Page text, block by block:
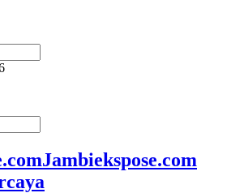
Jambiekspose.com